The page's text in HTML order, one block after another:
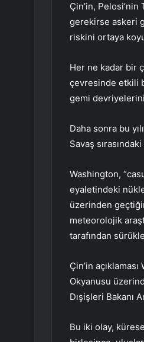
Çin’in,
gerekirse askeri
riskini ortaya
Her ne kadar bir
çevresinde etkili
gemi
Daha sonra bu
Savaş
Washington,
eyaletindeki
üzerinden
meteorolojik
tarafından
Çin’in
Okyanusu
Dışişleri Bakanı
Bu iki olay,